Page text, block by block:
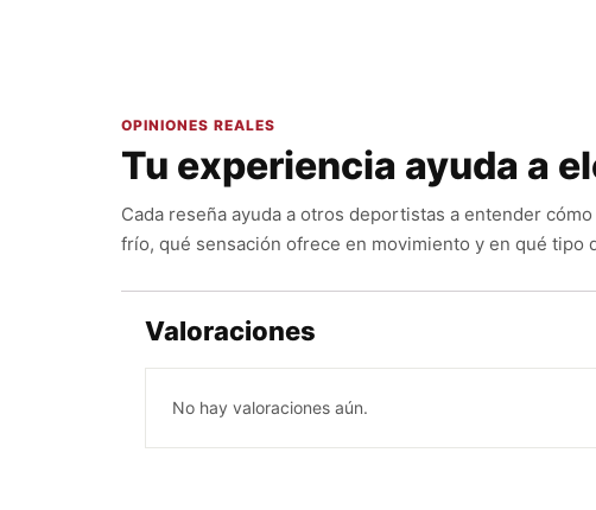
OPINIONES REALES
Tu experiencia ayuda a
Cada reseña ayuda a otros deportistas a entender
frío, qué sensación ofrece en movimiento y en qué tipo
Valoraciones
No hay valoraciones aún.